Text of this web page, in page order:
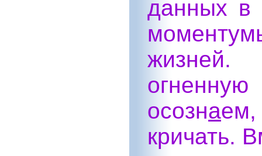
данных в
жизней.
осозна
кричать.